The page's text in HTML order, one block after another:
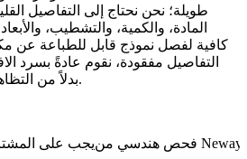
طويلة؛ نحن نحتاج إلى التفاصيل
المادة، والكمية، والتشطيب،
كافية لفصل نموذج قابل للطباعة عن
التفاصيل مفقودة، نقوم عادةً بسرد
بدلاً من التظاهر بأن المخاطر قد تم حلها.
يجب على فحص هندسي من Neway